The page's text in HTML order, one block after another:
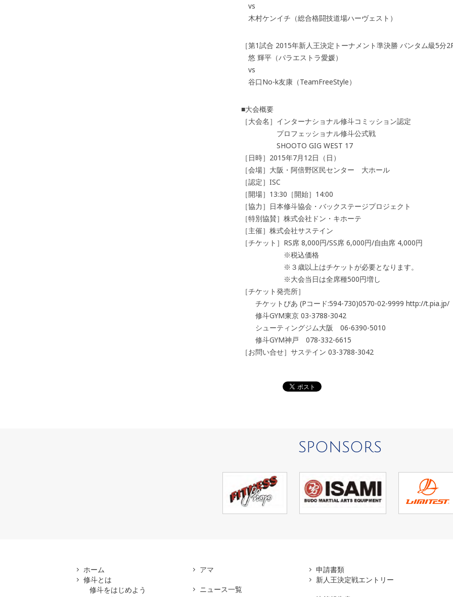
vs
木村ケンイチ（総合格闘技道場ハーヴェスト）
［第1試合 2015年新人王決定トーナメント準決勝 バンタム級5分
悠 輝平（パラエストラ愛媛）
vs
谷口No-k友康（TeamFreeStyle）
■大会概要
［大会名］インターナショナル修斗コミッション認定
プロフェッショナル修斗公式戦
SHOOTO GIG WEST 17
［日時］2015年7月12日（日）
［会場］大阪・阿倍野区民センター 大ホール
［認定］ISC
［開場］13:30［開始］14:00
［協力］日本修斗協会・バックステージプロジェクト
［特別協賛］株式会社ドン・キホーテ
［主催］株式会社サステイン
［チケット］RS席 8,000円/SS席 6,000円/自由席 4,000円
※税込価格
※３歳以上はチケットが必要となりま
※大会当日は全席種500円増し
［チケット発売所］
チケットぴあ (Pコード:594-730)0570-02-9999 http://t.pia.jp/
修斗GYM東京 03-3788-3042
シューティングジム大阪 06-6390-5010
修斗GYM神戸 078-332-6615
［お問い合せ］サステイン 03-3788-3042
SPONSORS
ホーム
修斗とは
修斗をはじめよう
アマ
ニュース一覧
申請書類
新人王決定戦エントリー